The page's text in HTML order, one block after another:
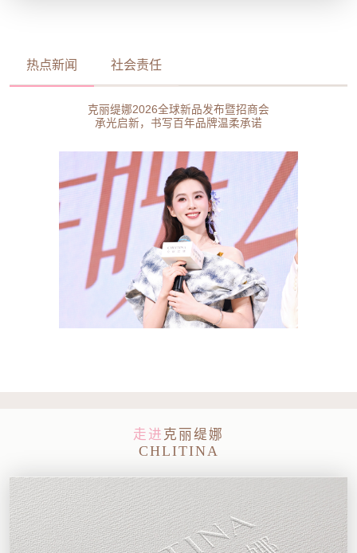
热点新闻 社会责任
克丽缇娜2026全球新品发布暨招商会
承光启新，书写百年品牌温柔承诺
走进 克丽缇娜
CHLITINA